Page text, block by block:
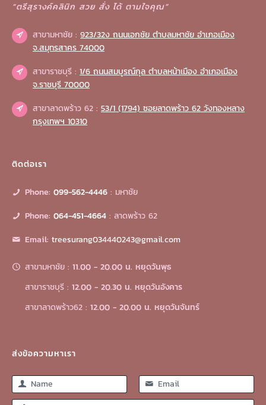
“ตรีสุรางค์คลินิก สวย สั่ง ได้ ตามใจคุณ”
สาขามหาชัย : 923/32ง ถนนเอกชัย ตำบลมหาชัย อำเภอเมือง
จ.สมุทรสาคร 74000
สาขาราชบุรี : 1/6 ถนนสมบูรณ์กุล ตำบลหน้าเมือง อำเภอเมือง
จ.ราชบุรี 70000
สาขาลาดพร้าว 62 : 53/1 (1794) ซอยลาดพร้าว 62 วังทองหลาง
กรุงเทพฯ 10310
ติดต่อเรา
Phone: 099-562-4446 : มหาชัย
Phone: 064-451-4664 : ลาดพร้าว 62
Email: treesurang034440243@gmail.com
สาขามหาชัย : 11.00 - 20.00 น. หยุดวันพุธ
สาขาราชบุรี : 12.00 - 20.30 น. หยุดวันอังคาร
สาขาลาดพร้าว62 : 12.00 - 20.00 น. หยุดวันจันทร์
ส่งข้อความหาเรา